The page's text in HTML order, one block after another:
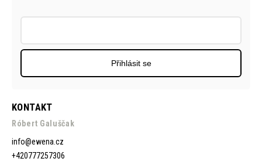
KONTAKT
Róbert Galuščak
info@ewena.cz
+420777257306
Přihlásit se